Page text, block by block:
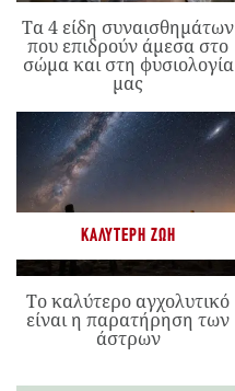
Τα 4 είδη συναισθημάτων
που επιδρούν άμεσα στο
σώμα και στη φυσιολογία
μας
ΚΑΛΎΤΕΡΗ ΖΩΉ
Το καλύτερο αγχολυτικό
είναι η παρατήρηση των
άστρων